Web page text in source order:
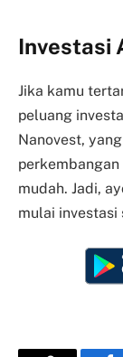
Investasi
Jika kamu
peluang
Nanovest,
mudah. Jadi,
mulai investasi